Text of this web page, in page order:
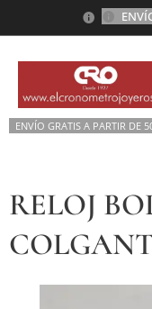
ENVÍO GRATIS A PARTIR DE
RELOJ